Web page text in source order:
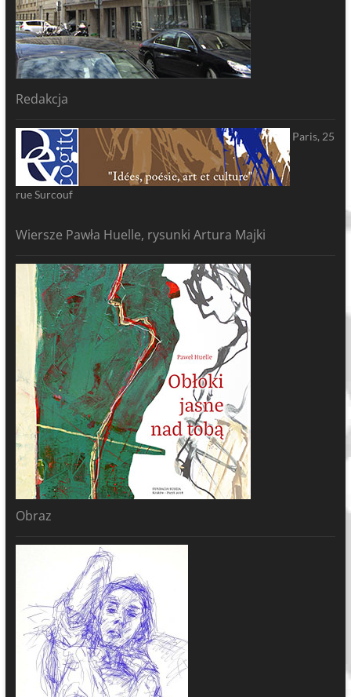
Redakcja
Paris, 25
rue Surcouf
Wiersze Pawła Huelle, rysunki Artura Majki
Obraz